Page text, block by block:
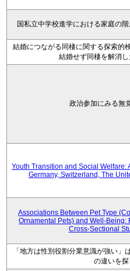
国私立中学校進学における家庭の
結婚につながる同棲に関する探索的
結婚せず同棲を解消
政治参加にみる無
Youth Transition and Social Welfare:
Germany, Switzerland, The
Associations Between Pet Type
Ornamental Pets) and Well-Being:
Cross-Sectional
「地方は性別役割分業意識が強い」
の違いを探